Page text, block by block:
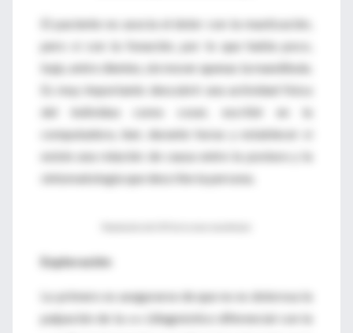
El paciente no asocia el dolor con la masticación,
pero sí con la fonación, por lo que habla poco,
bajo, entre dientes, sin mover apenas la mandíbula.
Es muy importante descubrir una actividad física
del individuo como coser, escribir en la
computadora, leer, durante horas y establecer si
existe una relación de causa entre la postura y la
sintomatología que describe la persona.
Exploración
Lo primero es asegurarse de que no es dolorosa la
palpación de la
(diagnóstico diferencial con la